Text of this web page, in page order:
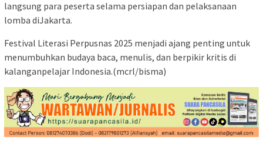
langsung para peserta selama persiapan dan pelaksanaan
lomba diJakarta.
Festival Literasi Perpusnas 2025 menjadi ajang penting untuk
menumbuhkan budaya baca, menulis, dan berpikir kritis di
kalanganpelajar Indonesia.(mcrl/bisma)